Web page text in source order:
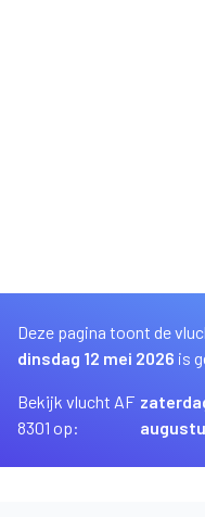
Deze pagina toont de
dinsdag 12 mei 2026 is
Bekijk vlucht AF
8301 op: